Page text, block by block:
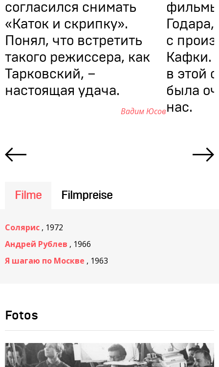
согласился снимать
«Каток и скрипку».
Понял, что встретить
такого режиссера, как
Тарковский, –
настоящая удача.
Вадим Юсов
с
Кафки.
в этой
была
нас.
Filme Filmpreise
Солярис , 1972
Андрей Рублев , 1966
Я шагаю по Москве , 1963
Fotos